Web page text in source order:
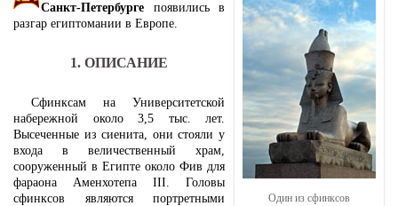
Один из сфинксов
Санкт-Петербурге появились в
разгар египтомании в Европе.
1. ОПИСАНИЕ
Сфинксам на Университетской
набережной около 3,5 тыс. лет.
Высеченные из сиенита, они стояли у
входа в величественный храм,
сооруженный в Египте около Фив для
фараона Аменхотепа III. Головы
сфинксов являются портретными